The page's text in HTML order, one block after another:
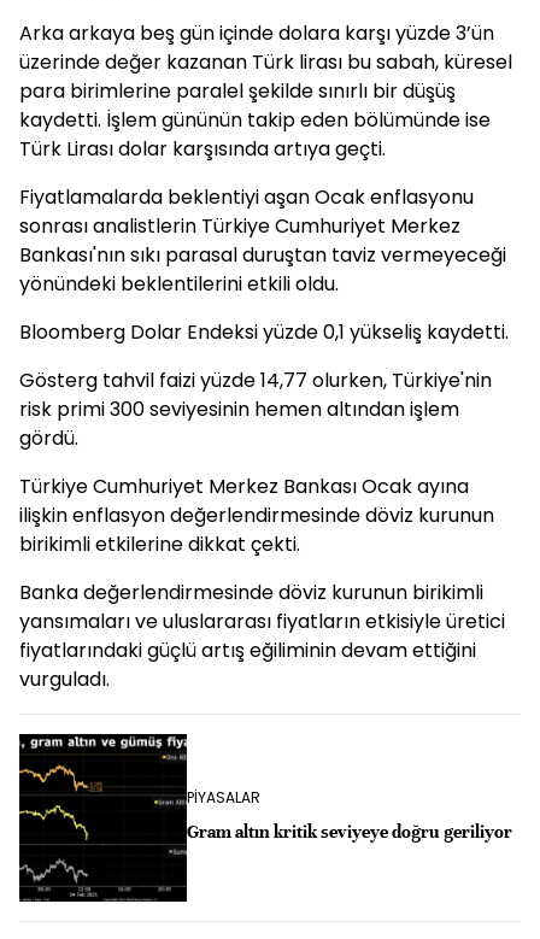
Arka arkaya beş gün içinde dolara karşı yüzde 3’ün
üzerinde değer kazanan Türk lirası bu sabah, küresel
para birimlerine paralel şekilde sınırlı bir düşüş
kaydetti. İşlem gününün takip eden bölümünde ise
Türk Lirası dolar karşısında artıya geçti.
Fiyatlamalarda beklentiyi aşan Ocak enflasyonu
sonrası analistlerin Türkiye Cumhuriyet Merkez
Bankası'nın sıkı parasal duruştan taviz vermeyeceği
yönündeki beklentilerini etkili oldu.
Bloomberg Dolar Endeksi yüzde 0,1 yükseliş kaydetti.
Gösterg tahvil faizi yüzde 14,77 olurken, Türkiye'nin
risk primi 300 seviyesinin hemen altından işlem
gördü.
Türkiye Cumhuriyet Merkez Bankası Ocak ayına
ilişkin enflasyon değerlendirmesinde döviz kurunun
birikimli etkilerine dikkat çekti.
Banka değerlendirmesindedöviz kurunun birikimli
yansımaları ve uluslararası fiyatların etkisiyle üretici
fiyatlarındaki güçlü artış eğiliminin devam ettiğini
vurguladı.
PİYASALAR
Gram altın kritik seviyeye doğru geriliyor